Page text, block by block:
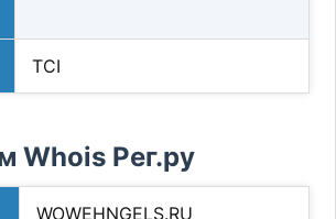
TCI
Whois Рег.ру
WOWEHNGELS.RU